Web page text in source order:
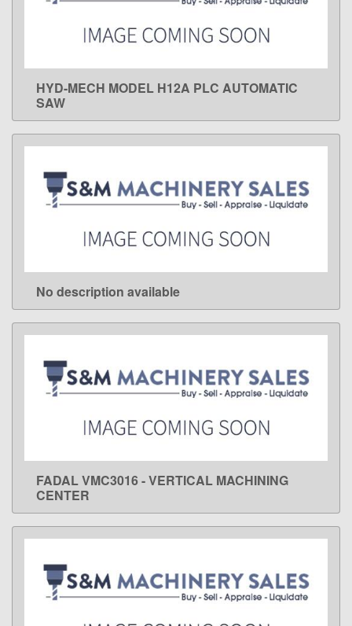
LEARN MORE
HYD-MECH MODEL H12A PLC AUTOMATIC
SAW
LEARN MORE
No description available
LEARN MORE
FADAL VMC3016 - VERTICAL MACHINING
CENTER